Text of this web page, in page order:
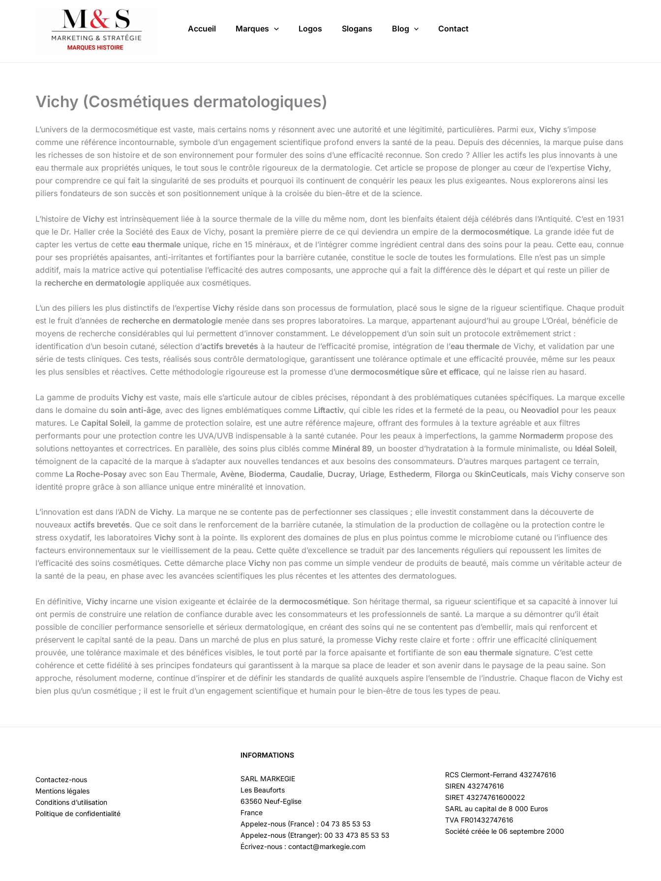
Accueil Marques Logos Slogans Blog Contact
Vichy (Cosmétiques dermatologiques)
L’univers de la dermocosmétique est vaste, mais certains noms y résonnent avec une autorité et une légitimité, particulières. Parmi eux, Vichy s’impose
comme une référence incontournable, symbole d’un engagement scientifique profond envers la santé de la peau. Depuis des décennies, la marque puise dans
les richesses de son histoire et de son environnement pour formuler des soins d’une efficacité reconnue. Son credo ? Allier les actifs les plus innovants à une
eau thermale aux propriétés uniques, le tout sous le contrôle rigoureux de la dermatologie. Cet article se propose de plonger au cœur de l’expertise Vichy,
pour comprendre ce qui fait la singularité de ses produits et pourquoi ils continuent de conquérir les peaux les plus exigeantes. Nous explorerons ainsi les
piliers fondateurs de son succès et son positionnement unique à la croisée du bien-être et de la science.
L’histoire de Vichy est intrinsèquement liée à la source thermale de la ville du même nom, dont les bienfaits étaient déjà célébrés dans l’Antiquité. C’est en 1931
que le Dr. Haller crée la Société des Eaux de Vichy, posant la première pierre de ce qui deviendra un empire de la dermocosmétique. La grande idée fut de
capter les vertus de cette eau thermale unique, riche en 15 minéraux, et de l’intégrer comme ingrédient central dans des soins pour la peau. Cette eau, connue
pour ses propriétés apaisantes, anti-irritantes et fortifiantes pour la barrière cutanée, constitue le socle de toutes les formulations. Elle n’est pas un simple
additif, mais la matrice active qui potentialise l’efficacité des autres composants, une approche qui a fait la différence dès le départ et qui reste un pilier de
la recherche en dermatologie appliquée aux cosmétiques.
L’un des piliers les plus distinctifs de l’expertise Vichy réside dans son processus de formulation, placé sous le signe de la rigueur scientifique. Chaque produit
est le fruit d’années de recherche en dermatologie menée dans ses propres laboratoires. La marque, appartenant aujourd’hui au groupe L’Oréal, bénéficie de
moyens de recherche considérables qui lui permettent d’innover constamment. Le développement d’un soin suit un protocole extrêmement strict :
identification d’un besoin cutané, sélection d’actifs brevetés à la hauteur de l’efficacité promise, intégration de l’eau thermale de Vichy, et validation par une
série de tests cliniques. Ces tests, réalisés sous contrôle dermatologique, garantissent une tolérance optimale et une efficacité prouvée, même sur les peaux
les plus sensibles et réactives. Cette méthodologie rigoureuse est la promesse d’une dermocosmétique sûre et efficace, qui ne laisse rien au hasard.
La gamme de produits Vichy est vaste, mais elle s’articule autour de cibles précises, répondant à des problématiques cutanées spécifiques. La marque excelle
dans le domaine du soin anti-âge, avec des lignes emblématiques comme Liftactiv, qui cible les rides et la fermeté de la peau, ou Neovadiol pour les peaux
matures. Le Capital Soleil, la gamme de protection solaire, est une autre référence majeure, offrant des formules à la texture agréable et aux filtres
performants pour une protection contre les UVA/UVB indispensable à la santé cutanée. Pour les peaux à imperfections, la gamme Normaderm propose des
solutions nettoyantes et correctrices. En parallèle, des soins plus ciblés comme Minéral 89, un booster d’hydratation à la formule minimaliste, ou Idéal Soleil,
témoignent de la capacité de la marque à s’adapter aux nouvelles tendances et aux besoins des consommateurs. D’autres marques partagent ce terrain,
comme La Roche-Posay avec son Eau Thermale, Avène, Bioderma, Caudalie, Ducray, Uriage, Esthederm, Filorga ou SkinCeuticals, mais Vichy conserve son
identité propre grâce à son alliance unique entre minéralité et innovation.
L’innovation est dans l’ADN de Vichy. La marque ne se contente pas de perfectionner ses classiques ; elle investit constamment dans la découverte de
nouveaux actifs brevetés. Que ce soit dans le renforcement de la barrière cutanée, la stimulation de la production de collagène ou la protection contre le
stress oxydatif, les laboratoires Vichy sont à la pointe. Ils explorent des domaines de plus en plus pointus comme le microbiome cutané ou l’influence des
facteurs environnementaux sur le vieillissement de la peau. Cette quête d’excellence se traduit par des lancements réguliers qui repoussent les limites de
l’efficacité des soins cosmétiques. Cette démarche place Vichy non pas comme un simple vendeur de produits de beauté, mais comme un véritable acteur de
la santé de la peau, en phase avec les avancées scientifiques les plus récentes et les attentes des dermatologues.
En définitive, Vichy incarne une vision exigeante et éclairée de la dermocosmétique. Son héritage thermal, sa rigueur scientifique et sa capacité à innover lui
ont permis de construire une relation de confiance durable avec les consommateurs et les professionnels de santé. La marque a su démontrer qu’il était
possible de concilier performance sensorielle et sérieux dermatologique, en créant des soins qui ne se contentent pas d’embellir, mais qui renforcent et
préservent le capital santé de la peau. Dans un marché de plus en plus saturé, la promesse Vichy reste claire et forte : offrir une efficacité cliniquement
prouvée, une tolérance maximale et des bénéfices visibles, le tout porté par la force apaisante et fortifiante de son eau thermale signature. C’est cette
cohérence et cette fidélité à ses principes fondateurs qui garantissent à la marque sa place de leader et son avenir dans le paysage de la peau saine. Son
approche, résolument moderne, continue d’inspirer et de définir les standards de qualité auxquels aspire l’ensemble de l’industrie. Chaque flacon de Vichy est
bien plus qu’un cosmétique ; il est le fruit d’un engagement scientifique et humain pour le bien-être de tous les types de peau.
Contactez-nous
Mentions légales
Conditions d’utilisation
Politique de confidentialité
INFORMATIONS
SARL MARKEGIE
Les Beauforts
63560 Neuf-Eglise
France
Appelez-nous (France) : 04 73 85 53 53
Appelez-nous (Etranger): 00 33 473 85 53 53
Écrivez-nous : contact@markegie.com
RCS Clermont-Ferrand 432747616
SIREN 432747616
SIRET 43274761600022
SARL au capital de 8 000 Euros
TVA FR01432747616
Société créée le 06 septembre 2000